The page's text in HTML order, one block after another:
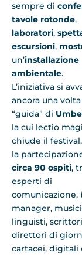
sempre di
tavole rotonde,
laboratori,
escursioni,
un’installazione
ambientale.
L’iniziativa si
ancora una
“guida” di
la cui lectio
chiude il
la
circa 90 ospiti,
esperti di
comunicazione,
manager,
linguisti,
direttori di
cartacei, digitali